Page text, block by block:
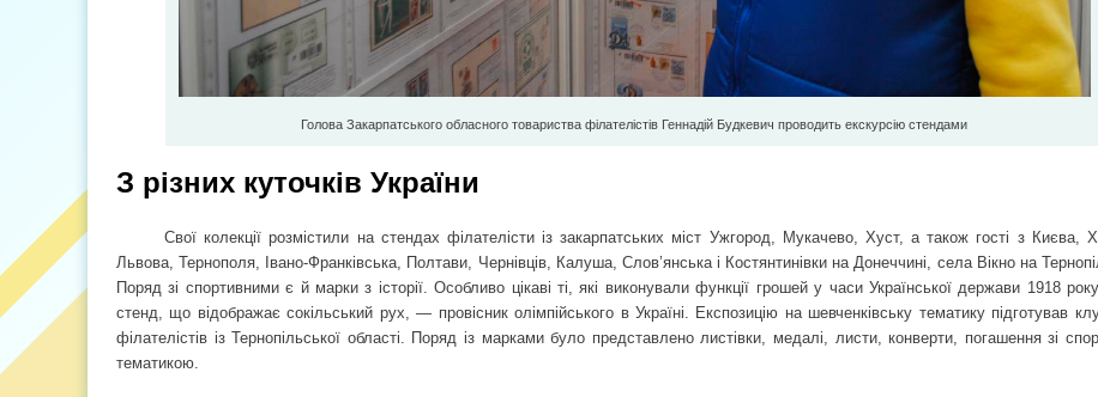
Голова Закарпатського обласного товариства філателістів Геннадій Будкевич проводить екскурсію стендами
З різних куточків України
Свої колекції розмістили на стендах філателісти із закарпатських міст Ужгород, Мукачево, Хуст, а також гості з Києва,
Львова, Тернополя, Івано-Франківська, Полтави, Чернівців, Калуша, Слов’янська і Костянтинівки на Донеччині, села Вікно на
Поряд зі спортивними є й марки з історії. Особливо цікаві ті, які виконували функції грошей у часи Української держави 1918
стенд, що відображає сокільський рух, — провісник олімпійського в Україні. Експозицію на шевченківську тематику підготував
філателістів із Тернопільської області. Поряд із марками було представлено листівки, медалі, листи, конверти, погашення зі
тематикою.